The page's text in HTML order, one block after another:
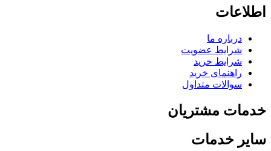
درباره ما
شرایط عضویت
شرایط خرید
راهنمای خرید
سوالات متداول
مشتریان
خدمات